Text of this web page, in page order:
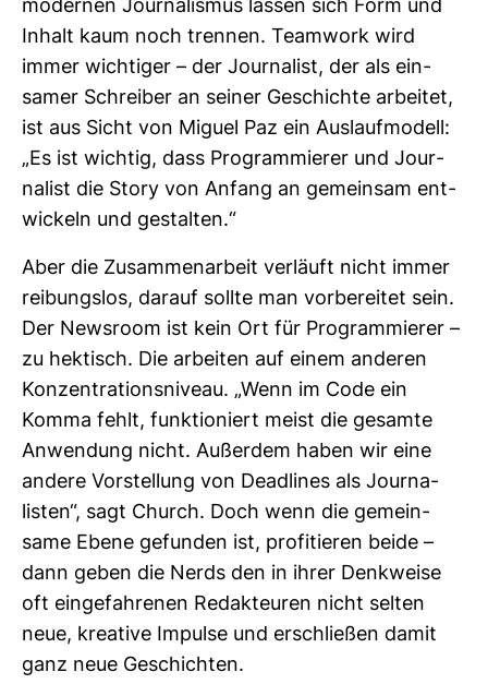
modernen Jour­na­lismus lassen sich Form und
Inhalt kaum noch trennen. Team­work wird
immer wich­tiger – der Jour­na­list, der als ein­
samer Schreiber an seiner Geschichte arbeitet,
ist aus Sicht von Miguel Paz ein Aus­lauf­mo­dell:
„Es ist wichtig, dass Pro­gram­mierer und Jour­
na­list die Story von Anfang an gemeinsam ent­
wi­ckeln und gestalten.“
Aber die Zusam­men­ar­beit ver­läuft nicht immer
rei­bungslos, darauf sollte man vor­be­reitet sein.
Der News­room ist kein Ort für Pro­gram­mierer –
zu hek­tisch. Die arbeiten auf einem anderen
Kon­zen­tra­ti­ons­ni­veau. „Wenn im Code ein
Komma fehlt, funk­tio­niert meist die gesamte
Anwen­dung nicht. Außerdem haben wir eine
andere Vor­stel­lung von Dead­lines als Jour­na­
listen“, sagt Church. Doch wenn die gemein­
same Ebene gefunden ist, pro­fi­tieren beide –
dann geben die Nerds den in ihrer Denk­weise
oft ein­ge­fah­renen Redak­teuren nicht selten
neue, krea­tive Impulse und erschließen damit
ganz neue Geschichten.